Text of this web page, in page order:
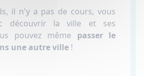
il n'y a pas de cours, vous
découvrir la ville et ses
pouvez même passer le
une autre ville !